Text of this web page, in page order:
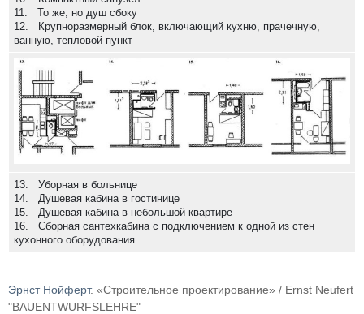
11. То же, но душ сбоку
12. Крупноразмерный блок, включающий кухню, прачечную,
ванную, тепловой пункт
13. Уборная в больнице
14. Душевая кабина в гостинице
15. Душевая кабина в небольшой квартире
16. Сборная сантехкабина с подключением к одной из стен
кухонного оборудования
Эрнст Нойферт. «Строительное проектирование» / Ernst Neufert
"BAUENTWURFSLEHRE"